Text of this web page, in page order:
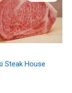
Steak House